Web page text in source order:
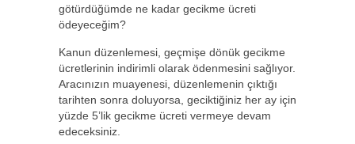
götürdüğümde ne kadar gecikme ücreti
ödeyeceğim?
Kanun düzenlemesi, geçmişe dönük gecikme
ücretlerinin indirimli olarak ödenmesini sağlıyor.
Aracınızın muayenesi, düzenlemenin çıktığı
tarihten sonra doluyorsa, geciktiğiniz her ay için
yüzde 5’lik gecikme ücreti vermeye devam
edeceksiniz.